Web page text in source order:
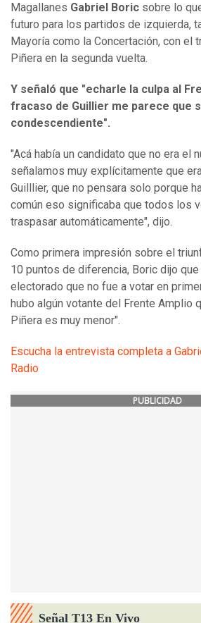
Magallanes Gabriel Boric sobre lo
futuro para los partidos de izquierda,
Mayoría como la Concertación, con el
Piñera en la segunda vuelta.
Y señaló que "echarle la culpa al
fracaso de Guillier me parece que
condescendiente".
"Acá había un candidato que no era el
señalamos muy explícitamente que
Guilllier, que no pensara solo porque
común eso significaba que todos los
traspasar automáticamente", dijo.
Como primera impresión sobre el
10 puntos de diferencia, Boric dijo que
electorado que no fue a votar en
hubo algún votante del Frente Amplio
Piñera es muy menor".
Escucha la entrevista completa a
Radio
PUBLICIDAD
Señal T13 En Vivo